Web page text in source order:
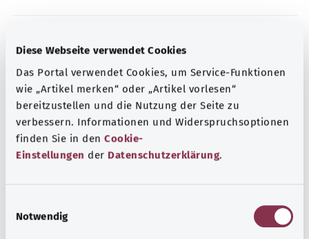
Diese Webseite verwendet Cookies
Das Portal verwendet Cookies, um Service-Funktionen
wie „Artikel merken“ oder „Artikel vorlesen“
bereitzustellen und die Nutzung der Seite zu
verbessern. Informationen und Widerspruchsoptionen
finden Sie in den Cookie-
Einstellungen der Datenschutzerklärung.
Notwendig
Kaynak
Federal Sağlık Bakanlığı (BMG) adına "Was hab' ich?"
gemeinnützige GmbH tarafından sağlanmıştır.
Kapsamlı bilgi